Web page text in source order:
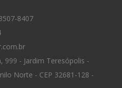
8407
999 - Jardim Teresópolis -
Norte - CEP 32681-128 -